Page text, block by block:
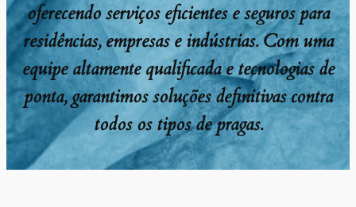
oferecendo serviços eficientes e seguros para
residências, empresas e indústrias. Com uma
equipe altamente qualificada e tecnologias de
ponta, garantimos soluções definitivas contra
todos os tipos de pragas.